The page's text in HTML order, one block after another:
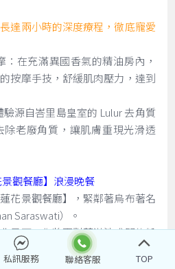
達兩小時的深度療程，徹底寵愛
在充滿異國香氣的精油房內，
按摩手技，舒緩肌肉壓力，達到
源自峇里島皇室的 Lulur 去角質
老廢角質，讓肌膚重現光滑透
觀餐廳】浪漫晚餐
花景觀餐廳】，緊鄰著烏布著名
Saraswati）。
景下，您將面對著滿池盛開的粉
統舞蹈（有時需視表演時間而
私訊服務 TOP